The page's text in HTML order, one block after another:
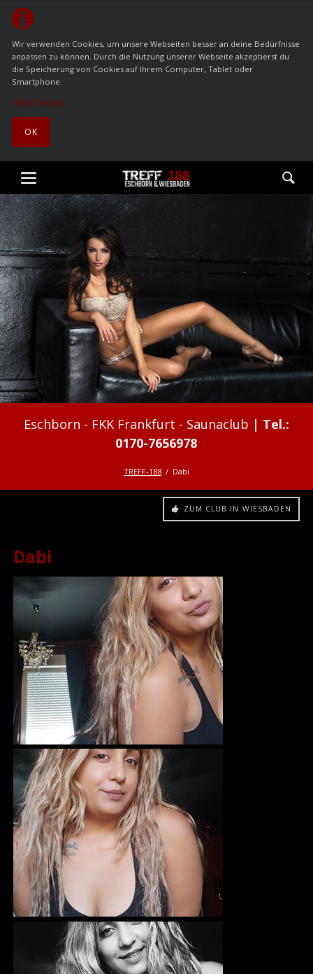
Wir verwenden Cookies, um unsere Webseiten besser an deine Bedürfnisse
anpassen zu können. Durch die Nutzung unserer Webseite akzeptierst du
die Speicherung von Cookies auf Ihrem Computer, Tablet oder
Smartphone.
Mehr Details
OK
FKK Frankfurt - Saunaclub
TREFF-188 Dabi
ZUM CLUB IN WIESBADEN
Dabi